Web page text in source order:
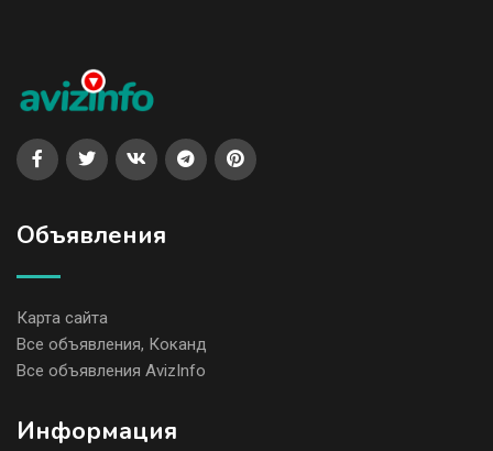
Объявления
Карта сайта
Все объявления, Коканд
Все объявления AvizInfo
Информация